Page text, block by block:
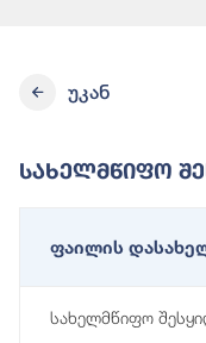
უკან
Სახელმწიფო
ფაილის
სახელმწიფო